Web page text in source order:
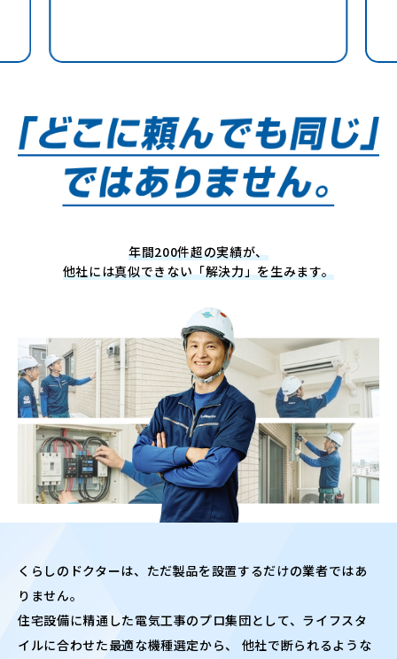
年間200件超の実績が、
他社には真似できない「解決力」を生みます。
くらしのドクターは、ただ製品を設置するだけの業者ではあ
りません。
住宅設備に精通した電気工事のプロ集団として、ライフスタ
イルに合わせた最適な機種選定から、
他社で断られるような